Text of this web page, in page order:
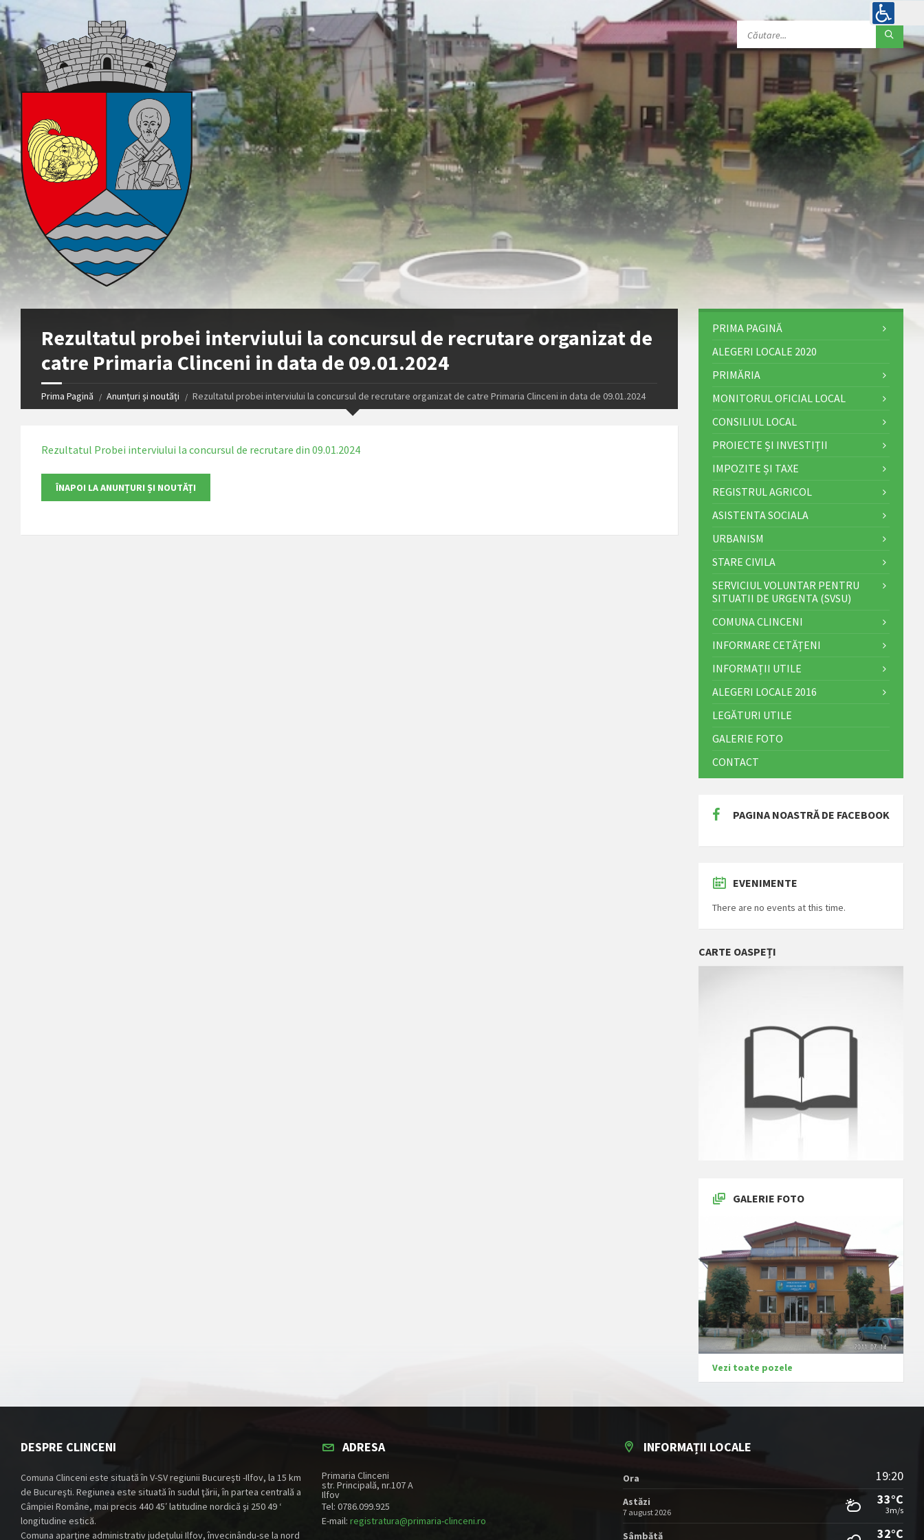
Rezultatul probei interviului la concursul de recrutare organizat de
catre Primaria Clinceni in data de 09.01.2024
Prima Pagină Anunțuri și noutăți Rezultatul probei interviului la concursul de recrutare organizat de catre Primaria Clinceni in data de 09.01.2024
Rezultatul Probei interviului la concursul de recrutare din 09.01.2024
PRIMA PAGINĂ
ALEGERI LOCALE 2020
PRIMĂRIA
MONITORUL OFICIAL LOCAL
CONSILIUL LOCAL
PROIECTE ȘI INVESTIȚII
IMPOZITE ȘI TAXE
REGISTRUL AGRICOL
ASISTENTA SOCIALA
URBANISM
STARE CIVILA
SERVICIUL VOLUNTAR PENTRU
SITUATII DE URGENTA (SVSU)
COMUNA CLINCENI
INFORMARE CETĂȚENI
INFORMAȚII UTILE
ALEGERI LOCALE 2016
LEGĂTURI UTILE
GALERIE FOTO
CONTACT
PAGINA NOASTRĂ DE FACEBOOK
EVENIMENTE
There are no events at this time.
CARTE OASPEȚI
GALERIE FOTO
Vezi toate pozele
DESPRE CLINCENI
Comuna Clinceni este situată în V-SV regiunii Bucureşti -Ilfov, la 15 km
de Bucureşti. Regiunea este situată în sudul ţării, în partea centrală a
Câmpiei Române, mai precis 440 45′ latitudine nordică şi 250 49 ‘
longitudine estică.
Comuna aparţine administrativ judeţului Ilfov, învecinându-se la nord
ADRESA
Primaria Clinceni
str. Principală, nr.107 A
Ilfov
Tel: 0786.099.925
E-mail: registratura@primaria-clinceni.ro
INFORMAȚII LOCALE
Ora 19:20
Astăzi
7 august 2026
33°C
3m/s
Sâmbătă 32°C